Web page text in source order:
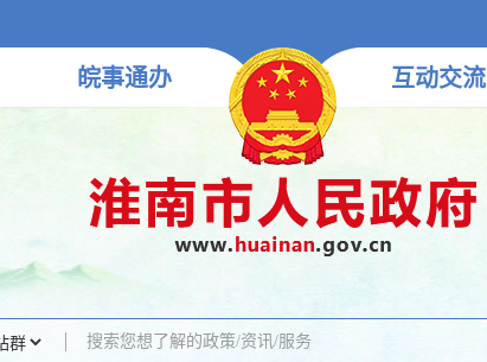
皖事通办 互动交流